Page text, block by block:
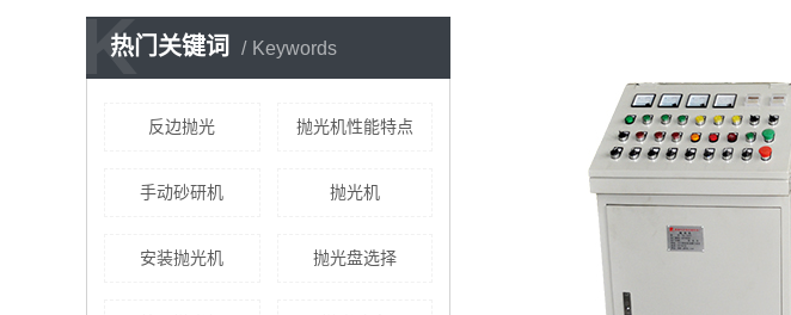
热门关键词 Keywords
K
反边抛光 抛光机性能特点
手动砂研机 抛光机
安装抛光机 抛光盘选择